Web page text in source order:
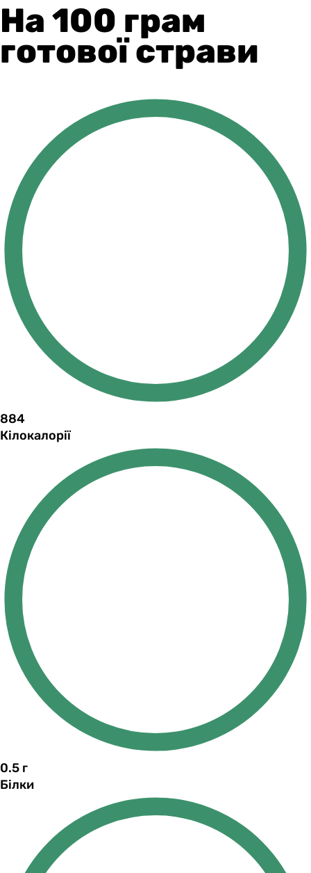
На 100 грам
готової страви
884
Кілокалорії
0.5 г
Білки